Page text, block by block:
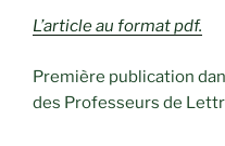
L’article au format pdf.
Première publication
des Professeurs de